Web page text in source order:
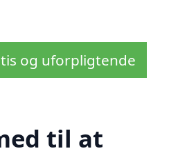
og uforpligtende
til at